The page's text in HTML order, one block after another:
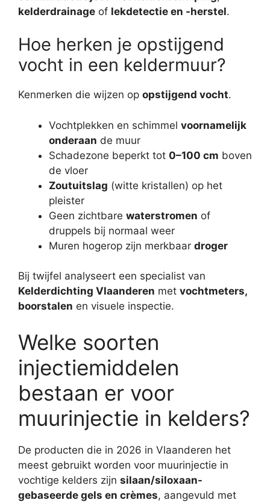
kelderdrainage of lekdetectie en -herstel.
Hoe herken je opstijgend
vocht in een keldermuur?
Kenmerken die wijzen op opstijgend vocht.
Vochtplekken en schimmel voornamelijk
onderaan de muur
Schadezone beperkt tot 0–100 cm boven
de vloer
Zoutuitslag (witte kristallen) op het
pleister
Geen zichtbare waterstromen of
druppels bij normaal weer
Muren hogerop zijn merkbaar droger
Bij twijfel analyseert een specialist van
Kelderdichting Vlaanderen met vochtmeters,
boorstalen en visuele inspectie.
Welke soorten
injectiemiddelen
bestaan er voor
muurinjectie in kelders?
De producten die in 2026 in Vlaanderen het
meest gebruikt worden voor muurinjectie in
vochtige kelders zijn silaan/siloxaan-
gebaseerde gels en crèmes, aangevuld met